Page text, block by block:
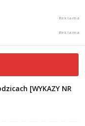
[WYKAZY NR